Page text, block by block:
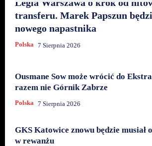
Legia Warszawa o krok od
transferu. Marek Papszun
nowego napastnika
Polska 7 Sierpnia 2026
Ousmane Sow może wrócić do
razem nie Górnik Zabrze
Polska 7 Sierpnia 2026
GKS Katowice znowu będzie musiał
w rewanżu